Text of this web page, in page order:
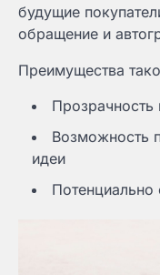
будущие
обращение и
Преимущества
Прозрачность
Возможность
идеи